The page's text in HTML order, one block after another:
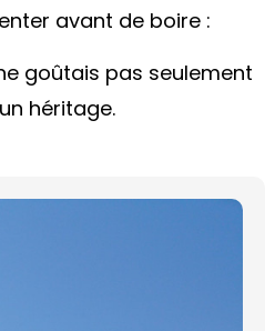
avant de boire :
goûtais pas seulement
héritage.